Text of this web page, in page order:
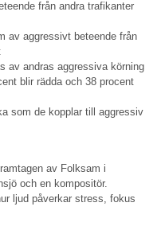
från andra trafikanter
av aggressivt beteende från
av andras aggressiva körning
blir rädda och 38 procent
som de kopplar till aggressiv
av Folksam i
och en kompositör.
ljud påverkar stress, fokus